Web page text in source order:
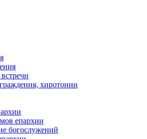
хиротонии
епархии
богослужений